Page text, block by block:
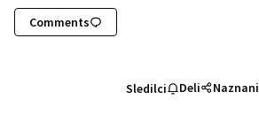
Comments
Sledilci Deli Naznani